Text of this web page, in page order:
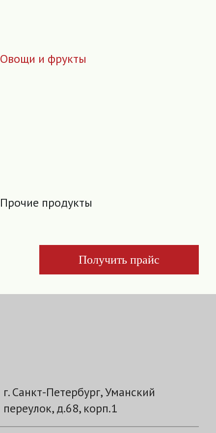
Овощи и фрукты
Прочие продукты
Получить прайс
г. Санкт-Петербург, Уманский
переулок, д.68, корп.1